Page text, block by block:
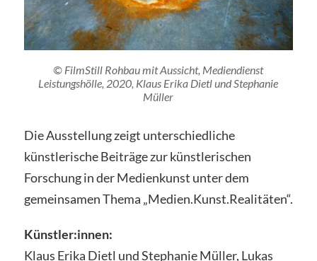
© FilmStill Rohbau mit Aussicht, Mediendienst
Leistungshölle, 2020, Klaus Erika Dietl und Stephanie
Müller
Die Ausstellung zeigt unterschiedliche
künstlerische Beiträge zur künstlerischen
Forschung in der Medienkunst unter dem
gemeinsamen Thema „Medien.Kunst.Realitäten“.
Künstler:innen:
Klaus Erika Dietl und Stephanie Müller, Lukas